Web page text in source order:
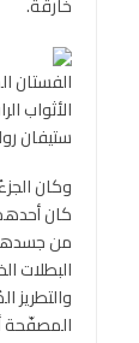
الأثواب
ستيفان
وكان
كان
من
البطلات
والتطريز
المصفّحة